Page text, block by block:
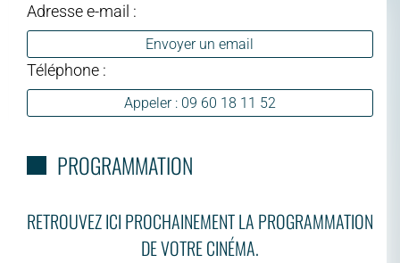
Adresse e-mail :
Envoyer un email
Téléphone :
Appeler : 09 60 18 11 52
PROGRAMMATION
RETROUVEZ ICI PROCHAINEMENT LA PROGRAMMATION
DE VOTRE CINÉMA.